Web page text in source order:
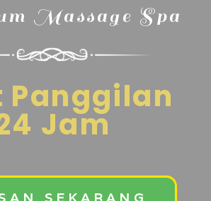
Massage Spa
Panggilan
Jam